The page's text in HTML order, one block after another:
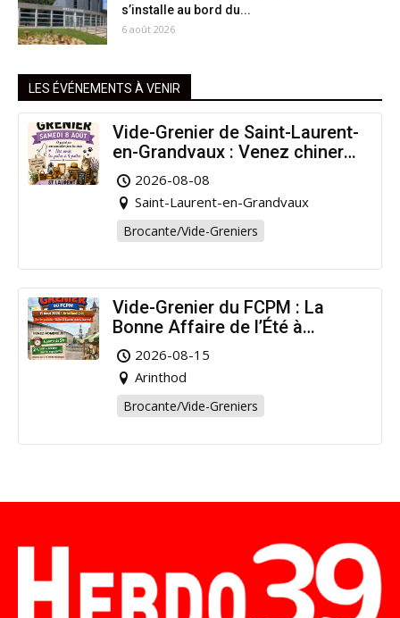
s’installe au bord du...
6 août 2026
LES ÉVÉNEMENTS À VENIR
Vide-Grenier de Saint-Laurent-
en-Grandvaux : Venez chiner
pour la bonne cause !
2026-08-08
Saint-Laurent-en-Grandvaux
Brocante/Vide-Greniers
Vide-Grenier du FCPM : La
Bonne Affaire de l’Été à
Arinthod !
2026-08-15
Arinthod
Brocante/Vide-Greniers